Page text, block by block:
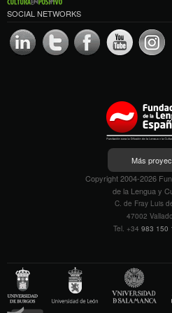
SOCIAL NETWORKS
Más
Copyright 2004-2026
de la Lengua y
C. de Fray Luis
47002
Tel. +34 983 150